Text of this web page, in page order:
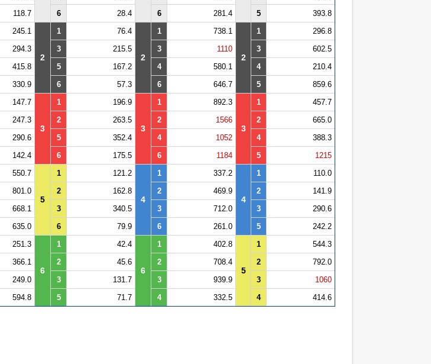
118.7 6 28.4 6 281.4 5 393.8
245.1
2
1 76.4
2
1 738.1
2
1
296.8
294.3 3 215.5 3 1110 3
602.5
415.8 5 167.2 4 580.1 4
210.4
330.9 6 57.3 6 646.7 5 859.6
147.7
3
1 196.9
3
1 892.3
3
1
457.7
247.3 2 263.5 2 1566 2
665.0
290.6 5 352.4 4 1052 4
388.3
142.4 6 175.5 6 1184 5 1215
550.7
5
1 121.2
4
1 337.2
4
1
110.0
801.0 2 162.8 2 469.9 2
141.9
668.1 3 340.5 3 712.0 3
290.6
635.0 6 79.9 6 261.0 5 242.2
251.3
6
1 42.4
6
1 402.8
5
1
544.3
366.1 2 45.6 2 708.4 2
792.0
249.0 3 131.7 3 939.9 3
1060
594.8 5 71.7 4 332.5 4 414.6